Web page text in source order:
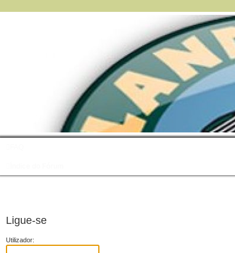
Ligue-se
Utilizador: